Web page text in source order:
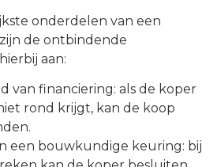
onderdelen van een
de ontbindende
aan:
van financiering: als de koper
rond krijgt, kan de koop
een bouwkundige keuring: bij